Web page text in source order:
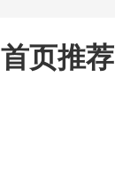
首页推荐